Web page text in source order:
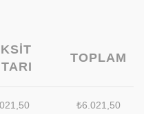
TOPLAM
₺6.021,50